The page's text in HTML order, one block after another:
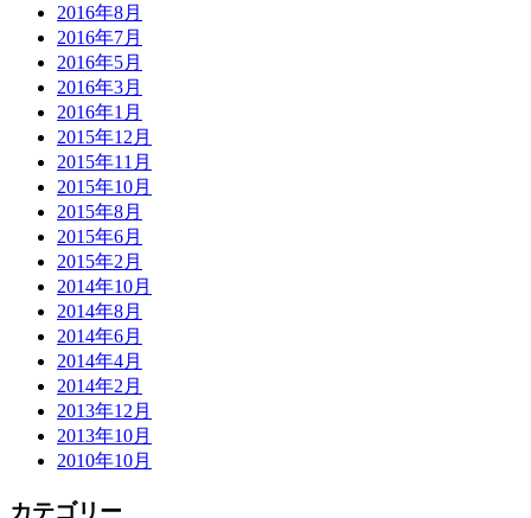
2016年8月
2016年7月
2016年5月
2016年3月
2016年1月
2015年12月
2015年11月
2015年10月
2015年8月
2015年6月
2015年2月
2014年10月
2014年8月
2014年6月
2014年4月
2014年2月
2013年12月
2013年10月
2010年10月
カテゴリー